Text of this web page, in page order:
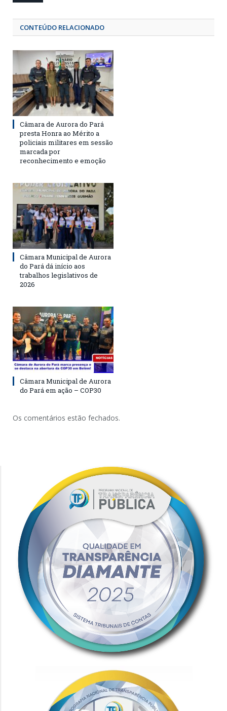
CONTEÚDO RELACIONADO
Câmara de Aurora do Pará
presta Honra ao Mérito a
policiais militares em sessão
marcada por
reconhecimento e emoção
Câmara Municipal de Aurora
do Pará dá início aos
trabalhos legislativos de
2026
Câmara Municipal de Aurora
do Pará em ação – COP30
Os comentários estão fechados.